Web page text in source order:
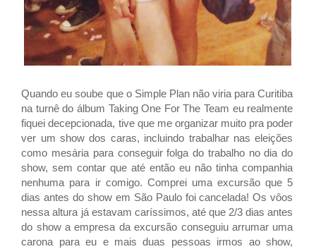
Quando eu soube que o Simple Plan não viria para Curitiba
na turnê do álbum Taking One For The Team eu realmente
fiquei decepcionada, tive que me organizar muito pra poder
ver um show dos caras, incluindo trabalhar nas eleições
como mesária para conseguir folga do trabalho no dia do
show, sem contar que até então eu não tinha companhia
nenhuma para ir comigo. Comprei uma excursão que 5
dias antes do show em São Paulo foi cancelada! Os vôos
nessa altura já estavam caríssimos, até que 2/3 dias antes
do show a empresa da excursão conseguiu arrumar uma
carona para eu e mais duas pessoas irmos ao show,